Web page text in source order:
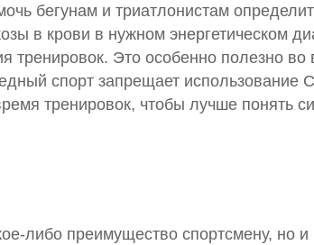
бегунам и триатлонистам
в крови в нужном энергетическом
тренировок. Это особенно полезно
спорт запрещает использование
тренировок, чтобы лучше понять
либо преимущество спортсмену, но